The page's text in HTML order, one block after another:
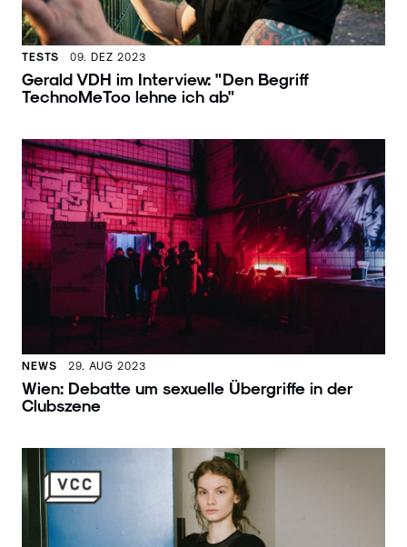
TESTS 09. DEZ 2023
Gerald VDH im Interview: "Den Begriff
TechnoMeToo lehne ich ab"
NEWS 29. AUG 2023
Wien: Debatte um sexuelle Übergriffe in der
Clubszene